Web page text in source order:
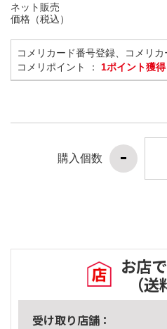
ネット販売
価格（税込）
コメリカード番号登録、コメリ
コメリポイント ： 1ポイント獲得
購入個数
お店
（
受け取り店舗：